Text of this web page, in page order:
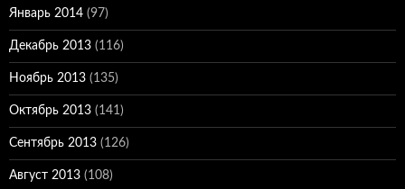
Январь 2014 (97)
Декабрь 2013 (116)
Ноябрь 2013 (135)
Октябрь 2013 (141)
Сентябрь 2013 (126)
Август 2013 (108)